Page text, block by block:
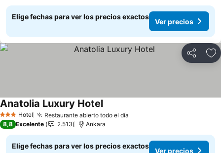
Elige fechas para ver los precios exactos
Ver precios
Compartir
3 Estrellas
Hotel Restaurante abierto todo el día
Anatolia Luxury HotelVer precios
8,8 Excelente 2.513 Ankara
Elige fechas para ver los precios exactos
Ver precios